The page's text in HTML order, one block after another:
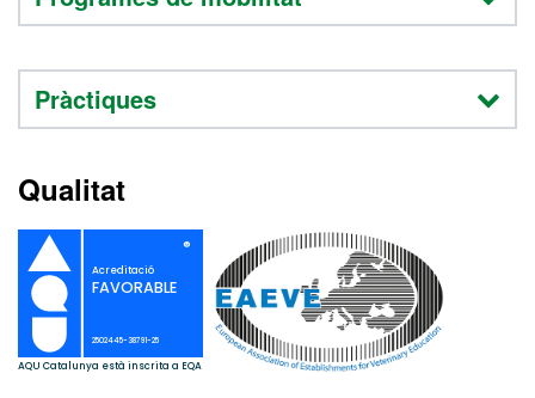
Pràctiques
Qualitat